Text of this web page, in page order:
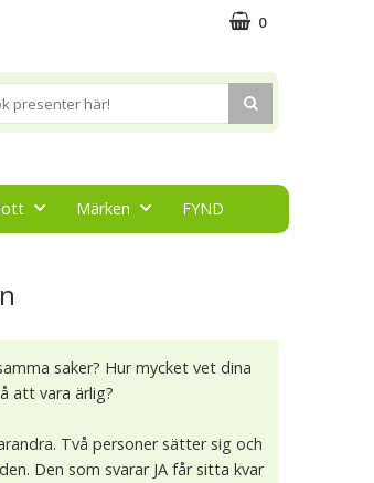
0
Märken FYND
saker? Hur mycket vet dina
att vara ärlig?
Två personer sätter sig och
Den som svarar JA får sitta kvar